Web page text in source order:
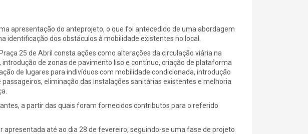
apresentação do anteprojeto, o que foi antecedido de uma abordagem
identificação dos obstáculos à mobilidade existentes no local.
25 de Abril consta ações como alterações da circulação viária na
de zonas de pavimento liso e contínuo, criação de plataforma
de lugares para indivíduos com mobilidade condicionada, introdução
eliminação das instalações sanitárias existentes e melhoria
a partir das quais foram fornecidos contributos para o referido
até ao dia 28 de fevereiro, seguindo-se uma fase de projeto